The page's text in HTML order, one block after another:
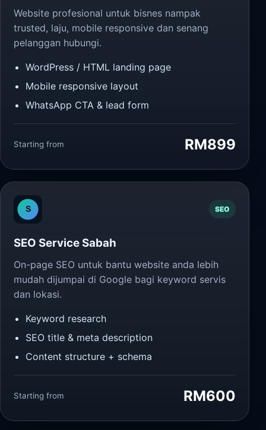
Website profesional untuk bisnes nampak
trusted, laju, mobile responsive dan senang
pelanggan hubungi.
WordPress / HTML landing page
Mobile responsive layout
WhatsApp CTA & lead form
Starting from RM899
SEO
SEO Service Sabah
On-page SEO untuk bantu website anda lebih
mudah dijumpai di Google bagi keyword servis
dan lokasi.
Keyword research
SEO title & meta description
Content structure + schema
Starting from RM600